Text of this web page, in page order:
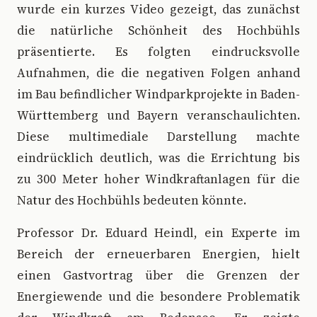
wurde ein kurzes Video gezeigt, das zunächst
die natürliche Schönheit des Hochbühls
präsentierte. Es folgten eindrucksvolle
Aufnahmen, die die negativen Folgen anhand
im Bau befindlicher Windparkprojekte in Baden-
Württemberg und Bayern veranschaulichten.
Diese multimediale Darstellung machte
eindrücklich deutlich, was die Errichtung bis
zu 300 Meter hoher Windkraftanlagen für die
Natur des Hochbühls bedeuten könnte.
Professor Dr. Eduard Heindl, ein Experte im
Bereich der erneuerbaren Energien, hielt
einen Gastvortrag über die Grenzen der
Energiewende und die besondere Problematik